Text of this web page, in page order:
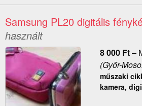
Samsung PL20 digitális
használt
8 000 Ft–
(Győr-
műszaki
kamera,